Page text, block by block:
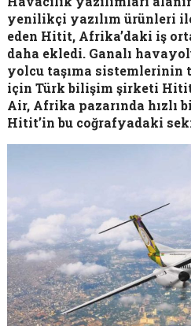
yenilikçi yazılım ürünleri
eden Hitit, Afrika’daki iş
daha ekledi. Ganalı
yolcu taşıma sistemlerinin
için Türk bilişim şirketi
Air, Afrika pazarında hızlı
Hitit’in bu coğrafyadaki